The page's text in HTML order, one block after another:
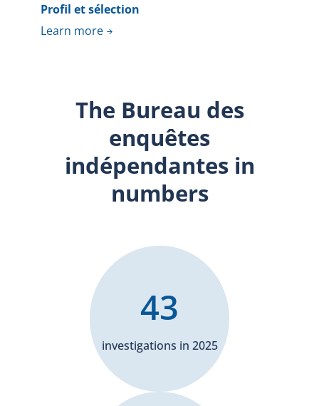
Profil et sélection
Learn more
The Bureau des
enquêtes
indépendantes in
numbers
investigations in 2025
43